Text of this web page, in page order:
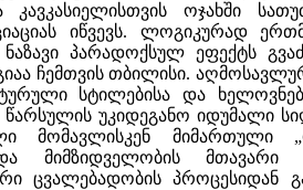
კავკასიელისთვის ოჯახში
იწვევს. ლოგიკურად
ნაზავი პარადოქსულ ეფექტს
ჩემთვის თბილისი.
სტილებისა და
წარსულის უკიდეგანო იდუმალი
მომავლისკენ მიმართული
მიმზიდველობის მთავარი
ცვალებადობის პროცესიდან